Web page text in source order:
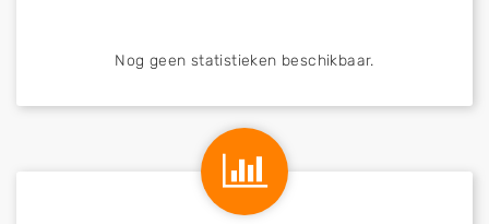
Nog geen statistieken beschikbaar.